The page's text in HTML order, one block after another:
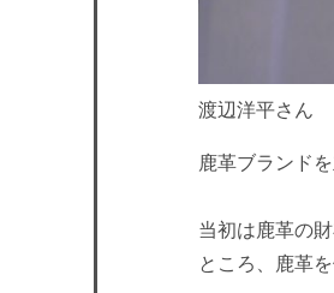
渡辺洋平さん
鹿革ブランド
当初は鹿革の
ところ、鹿革